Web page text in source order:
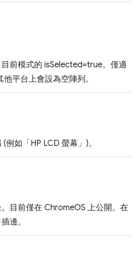
前模式的 isSelected=true。僅適
平台上會設為空陣列。
如「HP LCD 螢幕」)。
目前僅在 ChromeOS 上公開。在
邊。